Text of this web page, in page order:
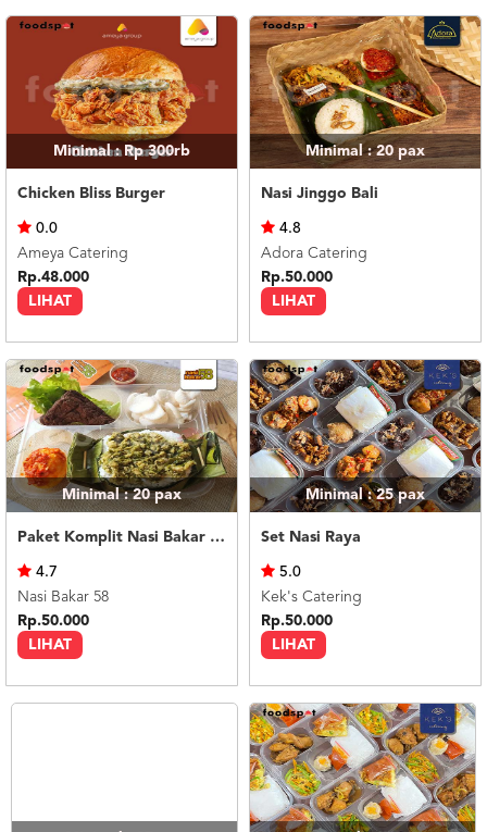
Minimal : Rp 300rb
Chicken Bliss Burger
LIHAT
0.0
Ameya Catering
Rp.48.000
Minimal : 20pax
Nasi Jinggo Bali
LIHAT
4.8
Adora Catering
Rp.50.000
Minimal : 20pax
Paket Komplit Nasi Bakar Ayam Cabe Ijo
LIHAT
4.7
Nasi Bakar 58
Rp.50.000
Minimal : 25pax
Set Nasi Raya
LIHAT
5.0
Kek's Catering
Rp.50.000